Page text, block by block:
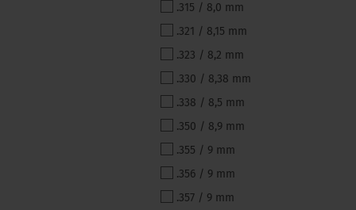
.315 / 8,0 mm
.321 / 8,15 mm
.323 / 8,2 mm
.330 / 8,38 mm
.338 / 8,5 mm
.350 / 8,9 mm
.355 / 9 mm
.356 / 9 mm
.357 / 9 mm